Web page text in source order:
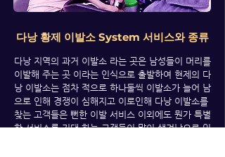
다낭 황제 이발소 System 서비스와 종류
다낭 지역의 과거 이발소 라는 곳은 남성들이 머리를
이발해 주는 곳 이라는 인식으로 출발하여 현제의 다
낭 이발소는 점차 적으로 하나둘씩 이발소가 늘어 남
으로 인해 경쟁이 심해지고 이로인해 다낭 이발소를
찾는 고객들은 뻔한 이발 서비스 이외에도 뭔가 특별
한 서비스를 기대 하는 고객들이 많이 생겨남으로 인